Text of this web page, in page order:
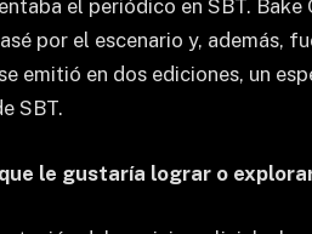
el periódico en SBT.
por el escenario y, además,
emitió en dos ediciones, un
SBT.
le gustaría lograr o